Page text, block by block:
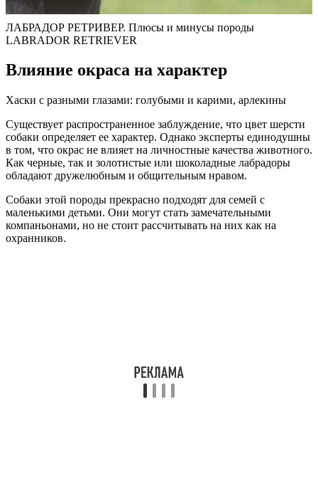
ЛАБРАДОР РЕТРИВЕР. Плюсы и минусы породы
LABRADOR RETRIEVER
Влияние окраса на характер
Хаски с разными глазами: голубыми и карими, арлекины
Существует распространенное заблуждение, что цвет шерсти
собаки определяет ее характер. Однако эксперты единодушны
в том, что окрас не влияет на личностные качества животного.
Как черные, так и золотистые или шоколадные лабрадоры
обладают дружелюбным и общительным нравом.
Собаки этой породы прекрасно подходят для семей с
маленькими детьми. Они могут стать замечательными
компаньонами, но не стоит рассчитывать на них как на
охранников.